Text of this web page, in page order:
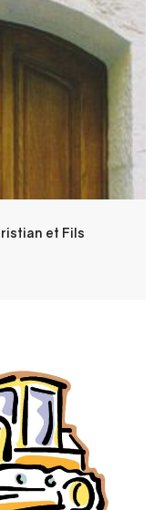
style et cuisine
et Fils
vos travaux de
assurance